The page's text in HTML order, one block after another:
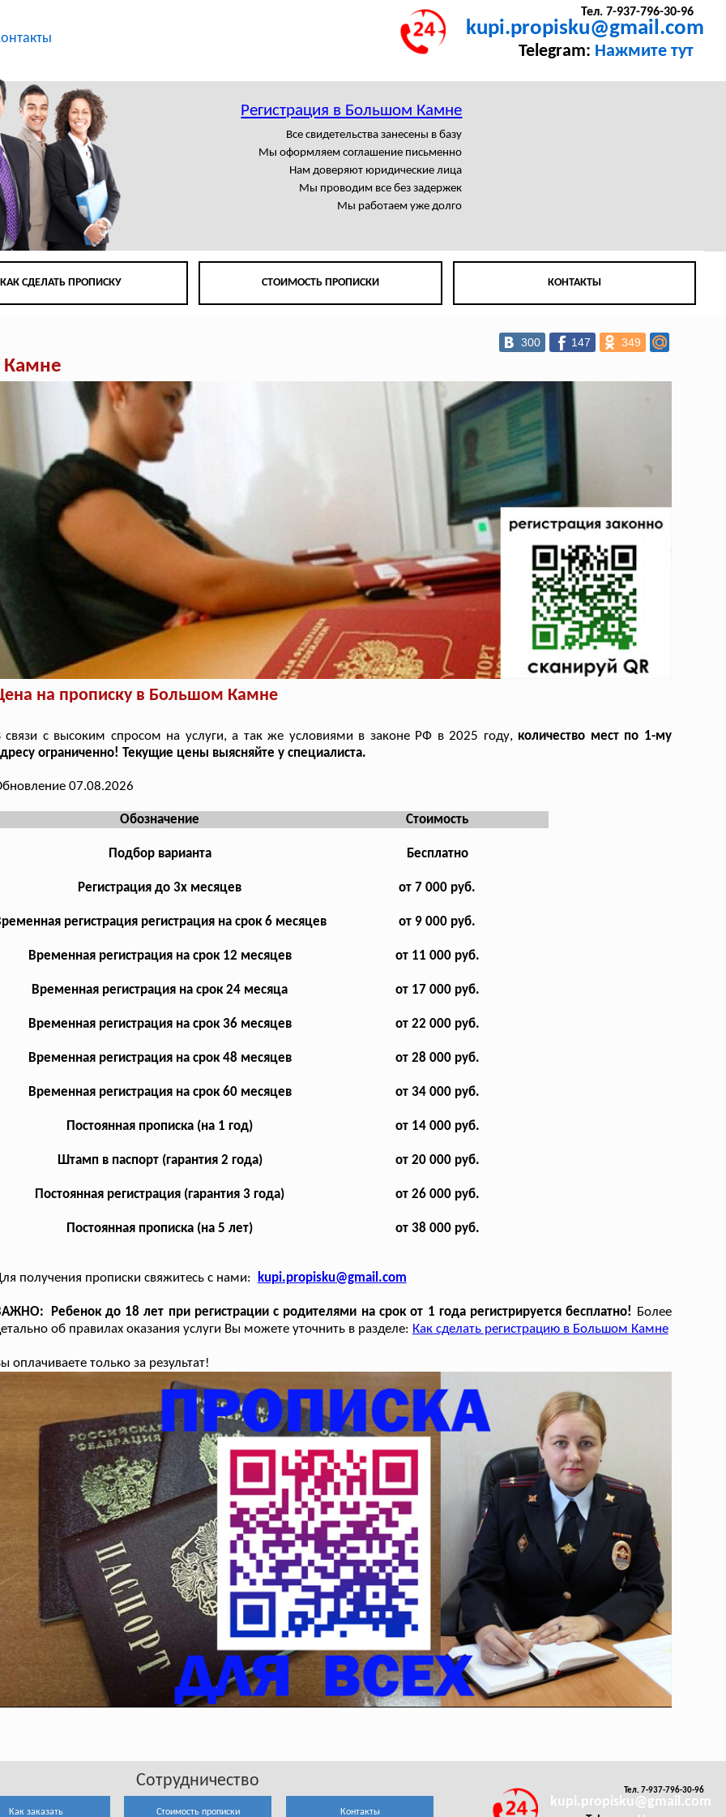
Тел. 7-937-796-30-96
kupi.propisku@gmail.com
Telegram: Нажмите тут
Регистрация в Большом Камне
Все свидетельства занесены в базу
Мы оформляем соглашение письменно
Нам доверяют юридические лица
Мы проводим все без задержек
Мы работаем уже долго
КАК СДЕЛАТЬ ПРОПИСКУ СТОИМОСТЬ ПРОПИСКИ КОНТАКТЫ
300 147 349
Камне
на прописку в Большом Камне
связи с высоким спросом на услуги, а так же условиями в законе РФ в 2025 году, количество мест по 1-му
ограниченно! Текущие цены выясняйте у специалиста.
07.08.2026
Обозначение Стоимость
Подбор варианта Бесплатно
Регистрация до 3х месяцев от 7 000 руб.
регистрация регистрация на срок 6 месяцев от 9 000 руб.
Временная регистрация на срок 12 месяцев от 11 000 руб.
Временная регистрация на срок 24 месяца от 17 000 руб.
Временная регистрация на срок 36 месяцев от 22 000 руб.
Временная регистрация на срок 48 месяцев от 28 000 руб.
Временная регистрация на срок 60 месяцев от 34 000 руб.
Постоянная прописка (на 1 год) от 14 000 руб.
Штамп в паспорт (гарантия 2 года) от 20 000 руб.
Постоянная регистрация (гарантия 3 года) от 26 000 руб.
Постоянная прописка (на 5 лет) от 38 000 руб.
получения прописки свяжитесь с нами: kupi.propisku@gmail.com
Ребенок до 18 лет при регистрации с родителями на срок от 1 года регистрируется бесплатно! Более
об правилах оказания услуги Вы можете уточнить в разделе: Как сделать регистрацию в Большом Камне
оплачиваете только за результат!
Сотрудничество
Как заказать Стоимость прописки Контакты
Тел. 7-937-796-30-96
kupi.propisku@gmail.com